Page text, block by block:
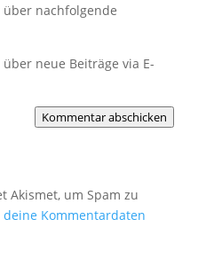
nachfolgende
neue Beiträge via E-
Kommentar abschicken
Akismet, um Spam zu
deine Kommentardaten